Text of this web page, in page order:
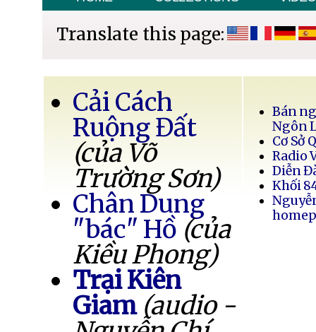
Translate this page:
Cải Cách
Ruộng Đất
(của Võ
Trường Sơn)
Chân Dung
"bác" Hồ (của
Kiều Phong)
Trại Kiên
Giam (audio -
Bán
Ngôn
Cơ Sở
Radio
Diễn
Khối